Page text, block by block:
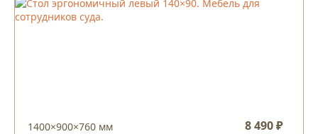
1400×900×760 мм 8 490 ₽